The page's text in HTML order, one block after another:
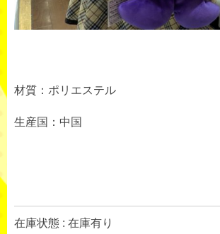
材質：ポリエステル
生産国：中国
在庫状態 : 在庫有り